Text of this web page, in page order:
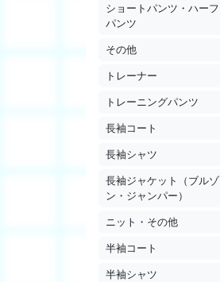
ショートパンツ・ハーフ
パンツ
その他
トレーナー
トレーニングパンツ
長袖コート
長袖シャツ
長袖ジャケット（ブルゾ
ン・ジャンパー）
ニット・その他
半袖コート
半袖シャツ